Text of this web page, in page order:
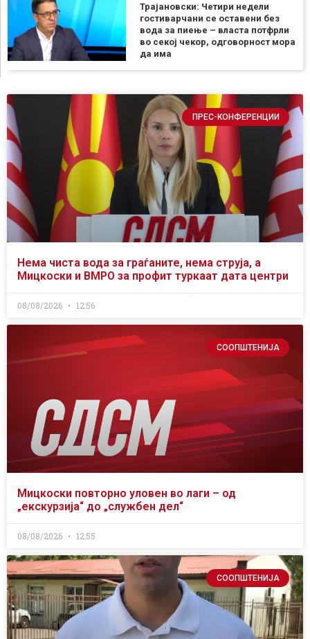
Трајановски: Четири недели
гостиварчани се оставени без
вода за пиење – власта потфрли
во секој чекор, одговорност мора
да има
ПРЕС-КОНФЕРЕНЦИИ
Нема чиста вода за граѓаните, нема струја, а
Мицкоски и ВМРО за профит туркаат дата центри
08/08/2026 12:56
СООПШТЕНИЈА
Мицкоски повторно уловен во лаги – од
„екскурзија“ до „службен дел“
08/08/2026 12:55
СООПШТЕНИЈА